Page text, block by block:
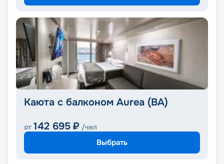
Каюта с балконом Aurea (BA)
от 142 695 ₽ /чел
Выбрать